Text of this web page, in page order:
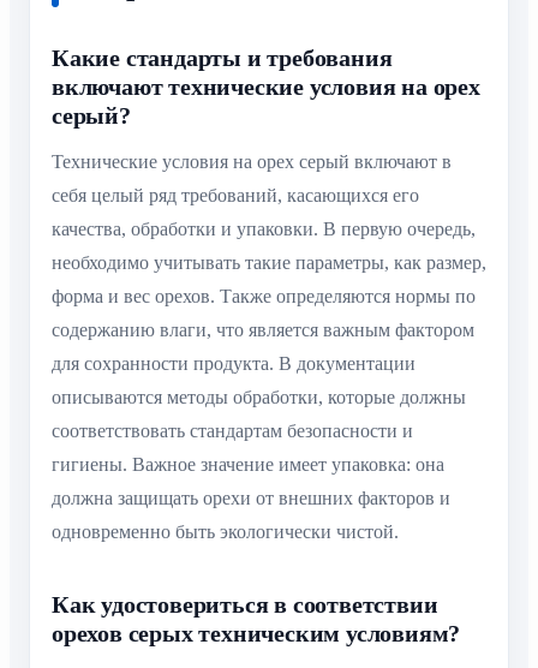
Какие стандарты и требования
включают технические условия на орех
серый?
Технические условия на орех серый включают в
себя целый ряд требований, касающихся его
качества, обработки и упаковки. В первую очередь,
необходимо учитывать такие параметры, как размер,
форма и вес орехов. Также определяются нормы по
содержанию влаги, что является важным фактором
для сохранности продукта. В документации
описываются методы обработки, которые должны
соответствовать стандартам безопасности и
гигиены. Важное значение имеет упаковка: она
должна защищать орехи от внешних факторов и
одновременно быть экологически чистой.
Как удостовериться в соответствии
орехов серых техническим условиям?